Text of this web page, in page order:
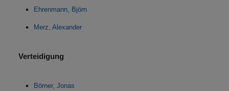
Ehrenmann, Björn
Merz, Alexander
Verteidigung
Börner, Jonas